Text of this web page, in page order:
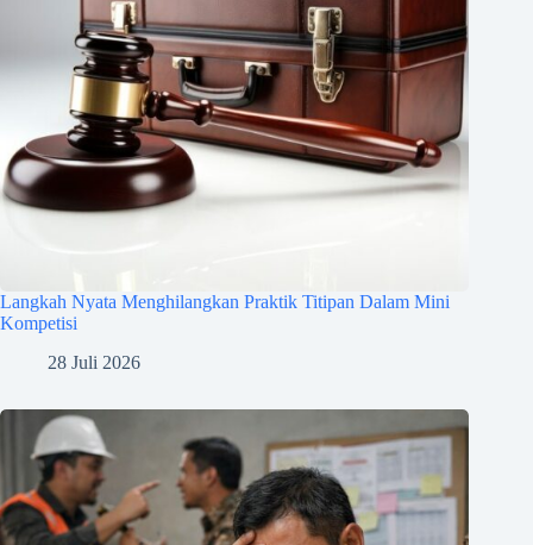
Langkah Nyata Menghilangkan Praktik Titipan Dalam Mini
Kompetisi
28 Juli 2026